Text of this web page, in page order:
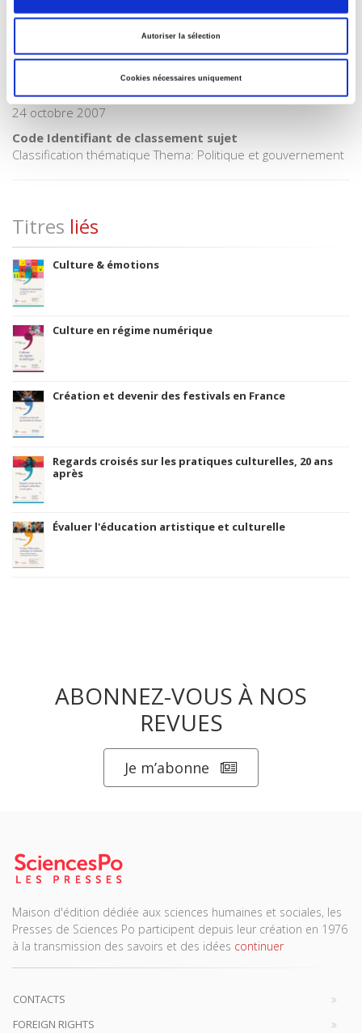
Autoriser la sélection
Cookies nécessaires uniquement
Code publique Onix
CLIL (Version 2013-2019 )
3283 SCIENCES POLITIQUES
Date de première publication du titre
24 octobre 2007
Code Identifiant de classement sujet
Classification thématique Thema: Politique et gouvernement
Titres liés
Culture & émotions
Culture en régime numérique
Création et devenir des festivals en France
Regards croisés sur les pratiques culturelles, 20 ans
après
Évaluer l'éducation artistique et culturelle
ABONNEZ-VOUS À NOS
REVUES
Je m’abonne
Maison d'édition dédiée aux sciences humaines et sociales, les
Presses de Sciences Po participent depuis leur création en 1976
à la transmission des savoirs et des idées continuer
CONTACTS
FOREIGN RIGHTS